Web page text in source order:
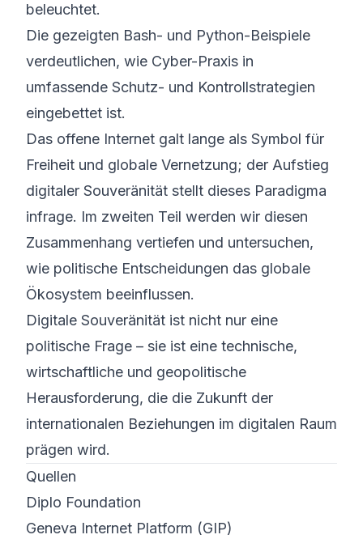
beleuchtet.
Die gezeigten Bash- und Python-Beispiele
verdeutlichen, wie Cyber-Praxis in
umfassende Schutz- und Kontrollstrategien
eingebettet ist.
Das offene Internet galt lange als Symbol für
Freiheit und globale Vernetzung; der Aufstieg
digitaler Souveränität stellt dieses Paradigma
infrage. Im zweiten Teil werden wir diesen
Zusammenhang vertiefen und untersuchen,
wie politische Entscheidungen das globale
Ökosystem beeinflussen.
Digitale Souveränität ist nicht nur eine
politische Frage – sie ist eine technische,
wirtschaftliche und geopolitische
Herausforderung, die die Zukunft der
internationalen Beziehungen im digitalen Raum
prägen wird.
Quellen
Diplo Foundation
Geneva Internet Platform (GIP)